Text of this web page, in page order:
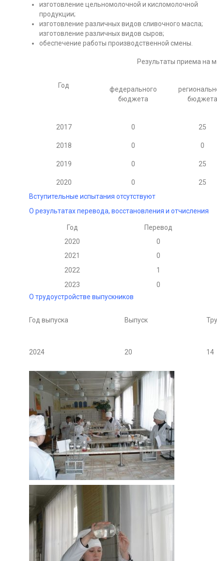
изготовление цельномолочной и кисломолочной
продукции;
изготовление различных видов сливочного масла;
изготовление различных видов сыров;
обеспечение работы производственной смены.
Год
Результаты приема на
федерального
бюджета
бюджета
2017 0 25
2018 0 0
2019 0 25
2020 0
25
Вступительные испытания отсутствуют
О результатах перевода, восстановления и отчисления
Год
Перевод
2020
0
2021
0
2022
1
2023
0
О трудоустройстве выпускников
Год выпуска Выпуск
2024 20 14